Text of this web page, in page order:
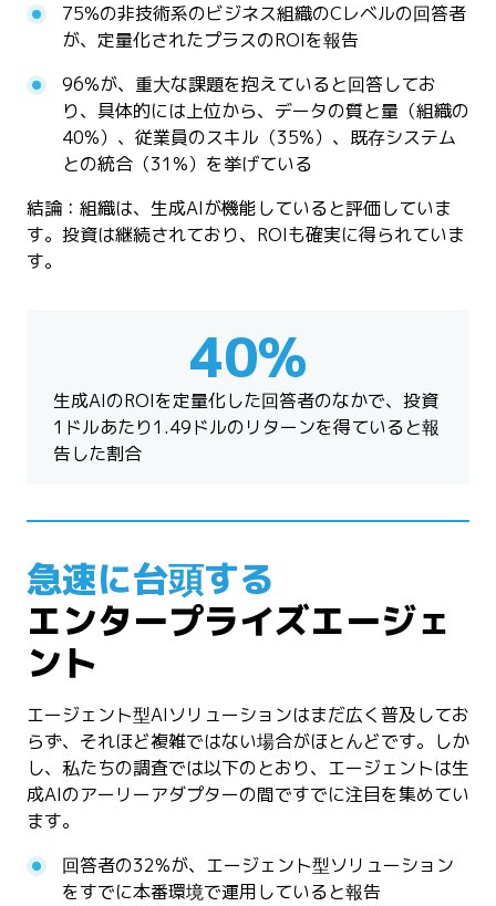
75%の非技術系のビジネス組織のCレベルの回答者
が、定量化されたプラスのROIを報告
96%が、重大な課題を抱えていると回答してお
り、具体的には上位から、データの質と量（組織の
40%）、従業員のスキル（35%）、既存システム
との統合（31%）を挙げている
結論：組織は、生成AIが機能していると評価していま
す。投資は継続されており、ROIも確実に得られていま
す。
40%
生成AIのROIを定量化した回答者のなかで、投資
1ドルあたり1.49ドルのリターンを得ていると報
告した割合
急速に台頭する
エンタープライズエージェ
ント
エージェント型AIソリューションはまだ広く普及してお
らず、それほど複雑ではない場合がほとんどです。しか
し、私たちの調査では以下のとおり、エージェントは生
成AIのアーリーアダプターの間ですでに注目を集めてい
ます。
回答者の32%が、エージェント型ソリューション
をすでに本番環境で運用していると報告